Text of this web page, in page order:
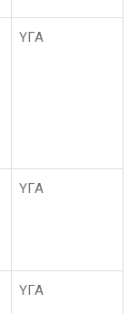
ҮГА
ҮГА
ҮГА